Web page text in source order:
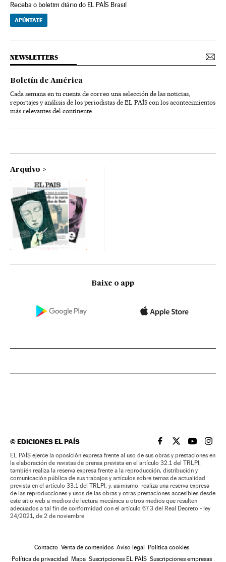
Receba o boletim diário do EL PAÍS Brasil
APÚNTATE
NEWSLETTERS
Boletín de América
Cada semana en tu cuenta de correo una selección de las noticias,
reportajes y análisis de los periodistas de EL PAÍS con los acontecimientos
más relevantes del continente.
Arquivo
Baixe o app
©EDICIONES EL PAÍS EL PAÍS BRASIL EN
EL PAÍSEL PAÍS
EL
EL PAÍS ejerce la oposición expresa frente al uso de sus obras y prestaciones en
la elaboración de revistas de prensa prevista en el artículo 32.1 del TRLPI;
también realiza la reserva expresa frente a la reproducción, distribución y
comunicación pública de sus trabajos y artículos sobre temas de actualidad
prevista en el artículo 33.1 del TRLPI; y, asimismo, realiza una reserva expresa
de las reproducciones y usos de las obras y otras prestaciones accesibles desde
este sitio web a medios de lectura mecánica u otros medios que resulten
adecuados a tal fin de conformidad con el artículo 67.3 del Real Decreto - ley
24/2021, de 2 de noviembre
Contacto Venta de contenidos Aviso legal
Política cookies
Política de privacidad
Mapa Suscripciones EL PAÍS Suscripciones empresas